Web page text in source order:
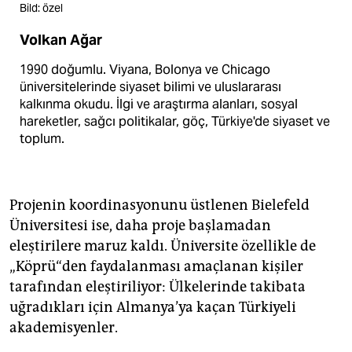
Bild: özel
Volkan Ağar
1990 doğumlu. Viyana, Bolonya ve Chicago
üniversitelerinde siyaset bilimi ve uluslararası
kalkınma okudu. İlgi ve araştırma alanları, sosyal
hareketler, sağcı politikalar, göç, Türkiye'de siyaset ve
toplum.
Projenin koordinasyonunu üstlenen Bielefeld
Üniversitesi ise, daha proje başlamadan
eleştirilere maruz kaldı. Üniversite özellikle de
„Köprü“den faydalanması amaçlanan kişiler
tarafından eleştiriliyor: Ülkelerinde takibata
uğradıkları için Almanya’ya kaçan Türkiyeli
akademisyenler.